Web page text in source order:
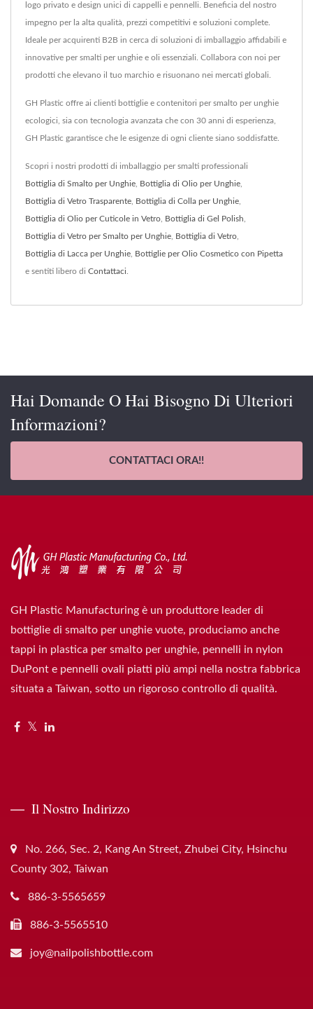
logo privato e design unici di cappelli e pennelli. Beneficia del nostro
impegno per la alta qualità, prezzi competitivi e soluzioni complete.
Ideale per acquirenti B2B in cerca di soluzioni di imballaggio affidabili e
innovative per smalti per unghie e oli essenziali. Collabora con noi per
prodotti che elevano il tuo marchio e risuonano nei mercati globali.
GH Plastic offre ai clienti bottiglie e contenitori per smalto per unghie
ecologici, sia con tecnologia avanzata che con 30 anni di esperienza,
GH Plastic garantisce che le esigenze di ogni cliente siano soddisfatte.
Scopri i nostri prodotti di imballaggio per smalti professionali
Bottiglia di Smalto per Unghie Bottiglia di Olio per Unghie
Bottiglia di Vetro Trasparente Bottiglia di Colla per Unghie
Bottiglia di Olio per Cuticole in Vetro Bottiglia di Gel Polish
Bottiglia di Vetro per Smalto per Unghie Bottiglia di Vetro
Bottiglia di Lacca per Unghie Bottiglie per Olio Cosmetico con Pipetta
e sentiti libero di Contattaci
Hai Domande O Hai Bisogno Di Ulteriori
Informazioni?
CONTATTACI ORA!!
GH Plastic Manufacturing è un produttore leader di
bottiglie di smalto per unghie vuote, produciamo anche
tappi in plastica per smalto per unghie, pennelli in nylon
DuPont e pennelli ovali piatti più ampi nella nostra fabbrica
situata a Taiwan, sotto un rigoroso controllo di qualità.
Il Nostro Indirizzo
No. 266, Sec. 2, Kang An Street, Zhubei City, Hsinchu
County 302, Taiwan
886-3-5565659
886-3-5565510
joy@nailpolishbottle.com